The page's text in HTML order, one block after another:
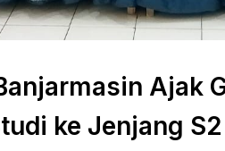
Ajak
ke Jenjang